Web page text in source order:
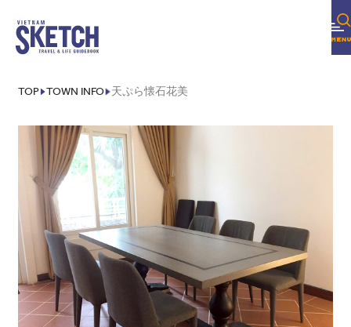
TOP TOWN INFO 天ぷら懐石花美